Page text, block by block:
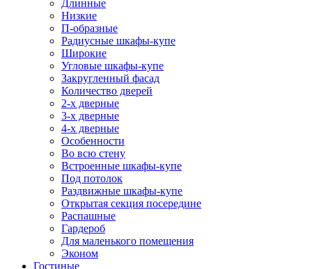
Длинные
Низкие
П-образные
Радиусные шкафы-купе
Широкие
Угловые шкафы-купе
Закругленный фасад
Количество дверей
2-х дверные
3-х дверные
4-х дверные
Особенности
Во всю стену
Встроенные шкафы-купе
Под потолок
Раздвижные шкафы-купе
Открытая секция посередине
Распашные
Гардероб
Для маленького помещения
Эконом
Гостиные